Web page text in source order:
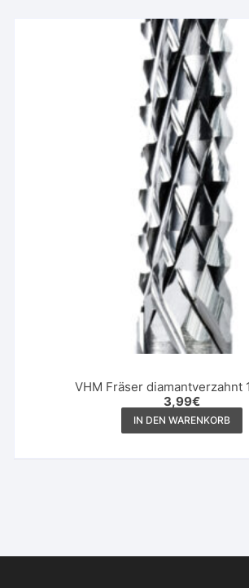
VHM Fräser diamantverzahnt
3,99€
IN DEN WARENKORB